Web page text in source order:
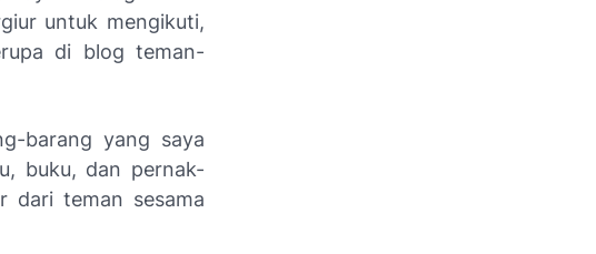
untuk mengikuti,
di blog teman-
barang yang saya
buku, dan pernak-
dari teman sesama